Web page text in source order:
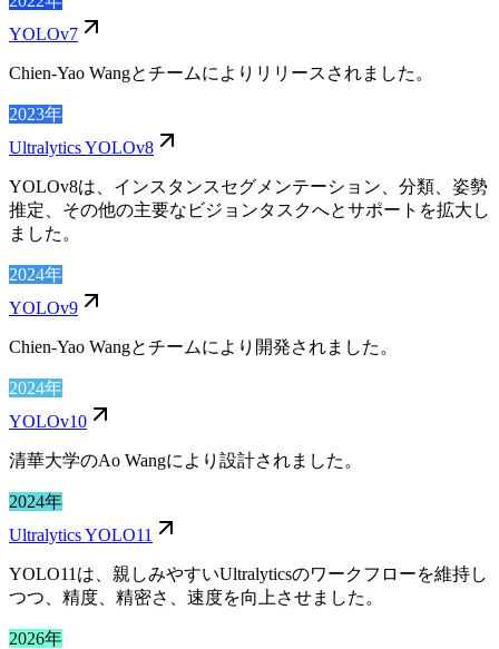
YOLOv7
Chien-Yao Wangとチームによりリリースされました。
2023年
Ultralytics YOLOv8
YOLOv8は、インスタンスセグメンテーション、分類、姿勢
推定、その他の主要なビジョンタスクへとサポートを拡大し
ました。
2024年
YOLOv9
Chien-Yao Wangとチームにより開発されました。
2024年
YOLOv10
清華大学のAo Wangにより設計されました。
2024年
Ultralytics YOLO11
YOLO11は、親しみやすいUltralyticsのワークフローを維持し
つつ、精度、精密さ、速度を向上させました。
2026年